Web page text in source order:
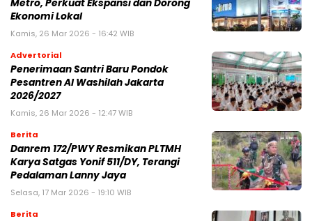
Metro, Perkuat Ekspansi dan Dorong
Ekonomi Lokal
Kamis, 26 Mar 2026 - 16:42 WIB
Advertorial
Penerimaan Santri Baru Pondok
Pesantren Al Washilah Jakarta
2026/2027
Kamis, 26 Mar 2026 - 12:47 WIB
Berita
Danrem 172/PWY Resmikan PLTMH
Karya Satgas Yonif 511/DY, Terangi
Pedalaman Lanny Jaya
Selasa, 17 Mar 2026 - 19:10 WIB
Berita